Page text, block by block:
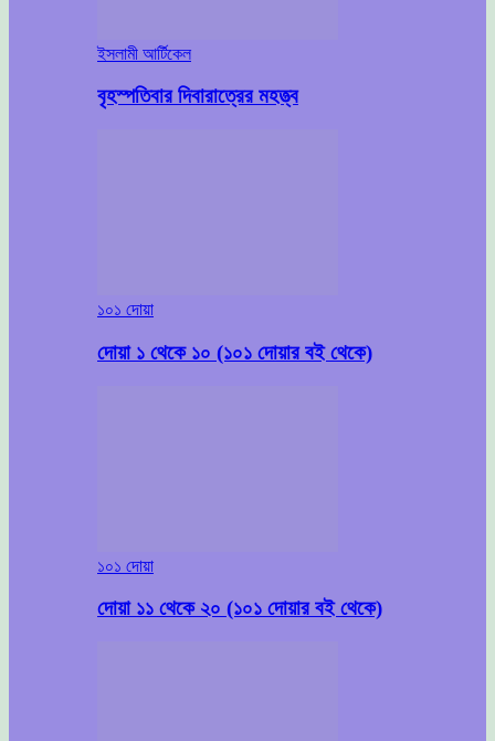
ইসলামী আর্টিকেল
বৃহস্পতিবার দিবারাত্রের মহত্ত্ব
১০১ দোয়া
দোয়া ১ থেকে ১০ (১০১ দোয়ার বই থেকে)
১০১ দোয়া
দোয়া ১১ থেকে ২০ (১০১ দোয়ার বই থেকে)